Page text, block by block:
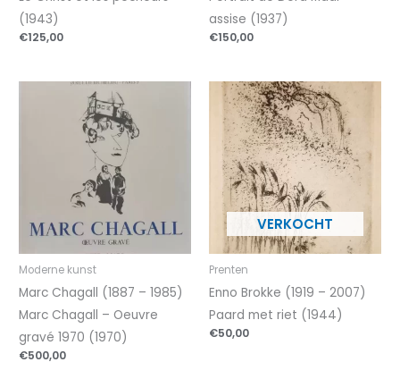
(1943)
€125,00
assise (1937)
€150,00
Moderne kunst
Marc Chagall (1887 – 1985)
Marc Chagall – Oeuvre
gravé 1970 (1970)
€500,00
Prenten
Enno Brokke (1919 – 2007)
Paard met riet (1944)
€50,00